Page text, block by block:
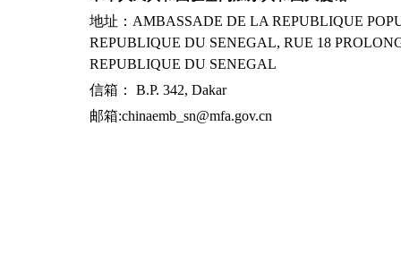
地址：AMBASSADE DE LA REPUBLIQUE
REPUBLIQUE DU SENEGAL, RUE 18
REPUBLIQUE DU SENEGAL
信箱： B.P. 342, Dakar
邮箱:chinaemb_sn@mfa.gov.cn